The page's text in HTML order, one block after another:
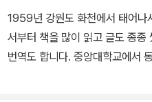
1959년 강원도 화천에서 태어나
서부터 책을 많이 읽고 글도 종종
번역도 합니다. 중앙대학교에서